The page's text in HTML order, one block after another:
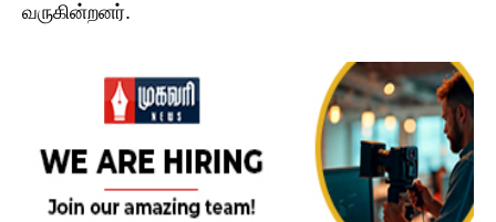
வருகின்றனர்.